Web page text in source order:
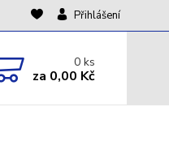
Přihlášení
0ks
za 0,00 Kč